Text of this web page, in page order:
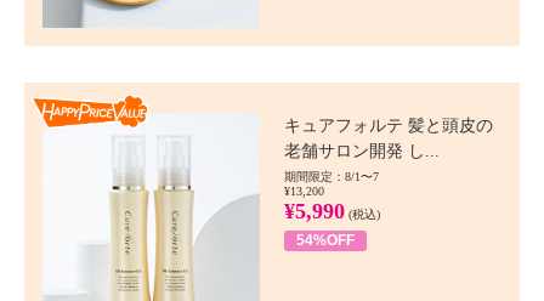
キュアフォルテ 髪と頭皮の
老舗サロン開発 し...
期間限定：8/1〜7
¥13,200
¥5,990 (税込)
54%OFF